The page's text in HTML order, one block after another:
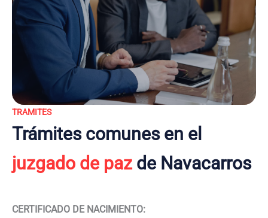
TRAMITES
Trámites comunes en el
juzgado de pazde Navacarros
CERTIFICADO DE NACIMIENTO: